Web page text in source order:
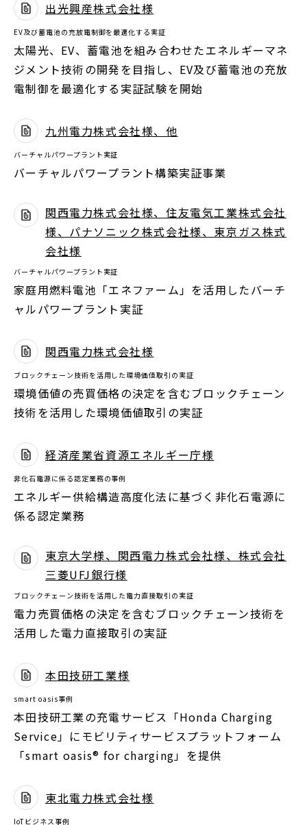
出光興産株式会社様
別
ウ
ィ
ン
ド
で
く
EV及び蓄電池の充放電制御を最適化する実証
太陽光、EV、蓄電池を組み合わせたエネルギーマネ
ジメント技術の開発を目指し、EV及び蓄電池の充放
電制御を最適化する実証試験を開始
九州電力株式会社様、他
別
ィ
ド
ウ
く
バーチャルパワープラント実証
バーチャルパワープラント構築実証事業
関西電力株式会社様、住友電気工業株式会社
様、パナソニック株式会社様、東京ガス株式
会社様
バーチャルパワープラント実証
家庭用燃料電池「エネファーム」を活用したバーチ
ャルパワープラント実証
関西電力株式会社様
別
ウ
ィ
ン
ウ
開
ブロックチェーン技術を活用した環境価値取引の実証
環境価値の売買価格の決定を含むブロックチェーン
技術を活用した環境価値取引の実証
経済産業省資源エネルギー庁様
別
ィ
ウ
く
非化石電源に係る認定業務の事例
エネルギー供給構造高度化法に基づく非化石電源に
係る認定業務
東京大学様、関西電力株式会社様、株式会社
三菱UFJ銀行様
ブロックチェーン技術を活用した電力直接取引の実証
電力売買価格の決定を含むブロックチェーン技術を
活用した電力直接取引の実証
本⽥技研⼯業様
別
ィ
ン
ド
で
smart oasis事例
本⽥技研⼯業の充電サービス「Honda Charging
Service」にモビリティサービスプラットフォーム
「smart oasis® for charging」を提供
東北電力株式会社様
別
IoTビジネス事例